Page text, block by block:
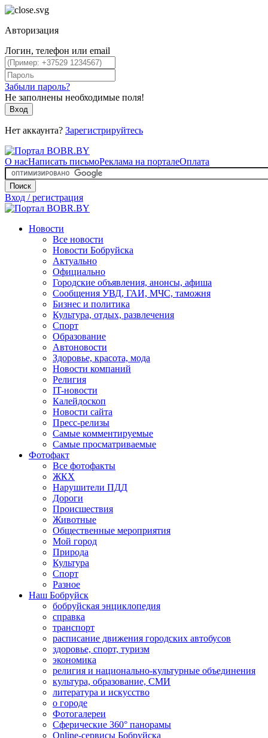
Авторизация
Логин, телефон или email
Забыли пароль?
Не заполнены необходимые поля!
Вход
Нет аккаунта? Зарегистрируйтесь
О насНаписать письмоРеклама на порталеОплата
Поиск
Вход / регистрация
Новости
Все новости
Новости Бобруйска
Актуально
Официально
Городские объявления, анонсы, афиша
Сообщения УВД, ГАИ, МЧС, таможня
Бизнес и политика
Культура, отдых, развлечения
Спорт
Образование
Автоновости
Здоровье, красота, мода
Новости компаний
Религия
IT-новости
Калейдоскоп
Новости сайта
Пресс-релизы
Самые комментируемые
Самые просматриваемые
Фотофакт
Все фотофакты
ЖКХ
Нарушители ПДД
Дороги
Происшествия
Животные
Общественные мероприятия
Мой город
Природа
Культура
Спорт
Разное
Наш Бобруйск
бобруйская энциклопедия
справка
транспорт
расписание движения городских автобусов
здоровье, спорт, туризм
экономика
религия и национально-культурные объединения
культура, образование, СМИ
литература и искусство
о городе
Фотогалереи
Сферические 360° панорамы
Online-сервисы Бобруйска